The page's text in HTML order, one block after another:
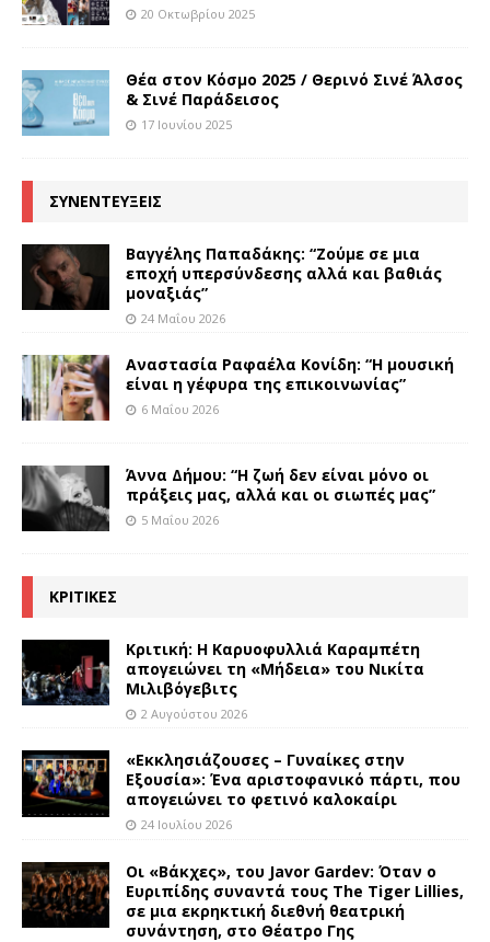
20 Οκτωβρίου 2025
Θέα στον Κόσμο 2025 / Θερινό Σινέ Άλσος
& Σινέ Παράδεισος
17 Ιουνίου 2025
ΣΥΝΕΝΤΕΥΞΕΙΣ
Βαγγέλης Παπαδάκης: “Ζούμε σε μια
εποχή υπερσύνδεσης αλλά και βαθιάς
μοναξιάς”
24 Μαΐου 2026
Αναστασία Ραφαέλα Κονίδη: “Η μουσική
είναι η γέφυρα της επικοινωνίας”
6 Μαΐου 2026
Άννα Δήμου: “Η ζωή δεν είναι μόνο οι
πράξεις μας, αλλά και οι σιωπές μας”
5 Μαΐου 2026
ΚΡΙΤΙΚΕΣ
Κριτική: Η Καρυοφυλλιά Καραμπέτη
απογειώνει τη «Μήδεια» του Νικίτα
Μιλιβόγεβιτς
2 Αυγούστου 2026
«Εκκλησιάζουσες – Γυναίκες στην
Εξουσία»: Ένα αριστοφανικό πάρτι, που
απογειώνει το φετινό καλοκαίρι
24 Ιουλίου 2026
Οι «Βάκχες», του Javor Gardev: Όταν ο
Ευριπίδης συναντά τους The Tiger Lillies,
σε μια εκρηκτική διεθνή θεατρική
συνάντηση, στο Θέατρο Γης